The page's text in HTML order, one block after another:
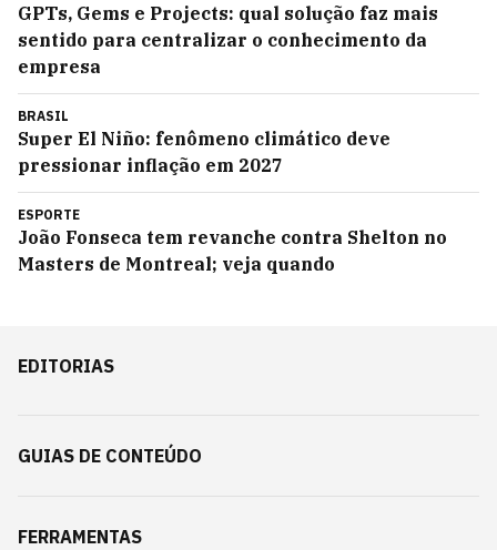
GPTs, Gems e Projects: qual solução faz mais
sentido para centralizar o conhecimento da
empresa
BRASIL
Super El Niño: fenômeno climático deve
pressionar inflação em 2027
ESPORTE
João Fonseca tem revanche contra Shelton no
Masters de Montreal; veja quando
EDITORIAS
GUIAS DE CONTEÚDO
FERRAMENTAS